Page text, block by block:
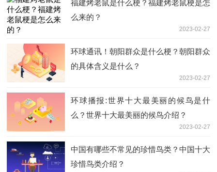
福建烤老鼠是什么梗？福建烤老鼠梗是怎
么来的？
2023-02-27
环球通讯！朝阳群众是什么梗？朝阳群众
的具体含义是什么？
2023-02-27
环球播报:世界十大最美丽的候鸟是什
么？世界十大最美丽的候鸟介绍？
2023-02-27
中国有哪些不常见的珍惜鸟类？中国十大
珍惜鸟类介绍？